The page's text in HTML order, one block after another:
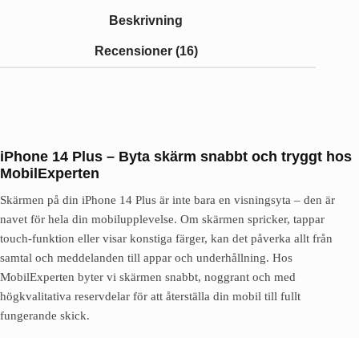
Beskrivning
Recensioner (16)
iPhone 14 Plus – Byta skärm snabbt och tryggt hos
MobilExperten
Skärmen på din iPhone 14 Plus är inte bara en visningsyta – den är
navet för hela din mobilupplevelse. Om skärmen spricker, tappar
touch-funktion eller visar konstiga färger, kan det påverka allt från
samtal och meddelanden till appar och underhållning. Hos
MobilExperten byter vi skärmen snabbt, noggrant och med
högkvalitativa reservdelar för att återställa din mobil till fullt
fungerande skick.